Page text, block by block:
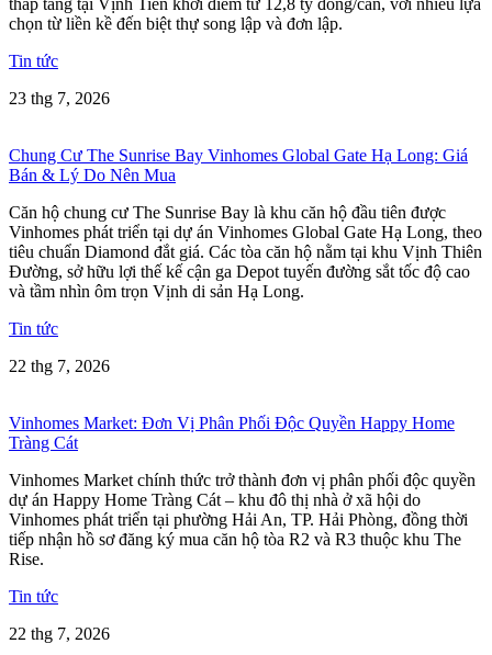
thấp tầng tại Vịnh Tiên khởi điểm từ 12,8 tỷ đồng/căn, với nhiều lựa
chọn từ liền kề đến biệt thự song lập và đơn lập.
Tin tức
23 thg 7, 2026
Chung Cư The Sunrise Bay Vinhomes Global Gate Hạ Long: Giá
Bán & Lý Do Nên Mua
Căn hộ chung cư The Sunrise Bay là khu căn hộ đầu tiên được
Vinhomes phát triển tại dự án Vinhomes Global Gate Hạ Long, theo
tiêu chuẩn Diamond đắt giá. Các tòa căn hộ nằm tại khu Vịnh Thiên
Đường, sở hữu lợi thế kế cận ga Depot tuyến đường sắt tốc độ cao
và tầm nhìn ôm trọn Vịnh di sản Hạ Long.
Tin tức
22 thg 7, 2026
Vinhomes Market: Đơn Vị Phân Phối Độc Quyền Happy Home
Tràng Cát
Vinhomes Market chính thức trở thành đơn vị phân phối độc quyền
dự án Happy Home Tràng Cát – khu đô thị nhà ở xã hội do
Vinhomes phát triển tại phường Hải An, TP. Hải Phòng, đồng thời
tiếp nhận hồ sơ đăng ký mua căn hộ tòa R2 và R3 thuộc khu The
Rise.
Tin tức
22 thg 7, 2026